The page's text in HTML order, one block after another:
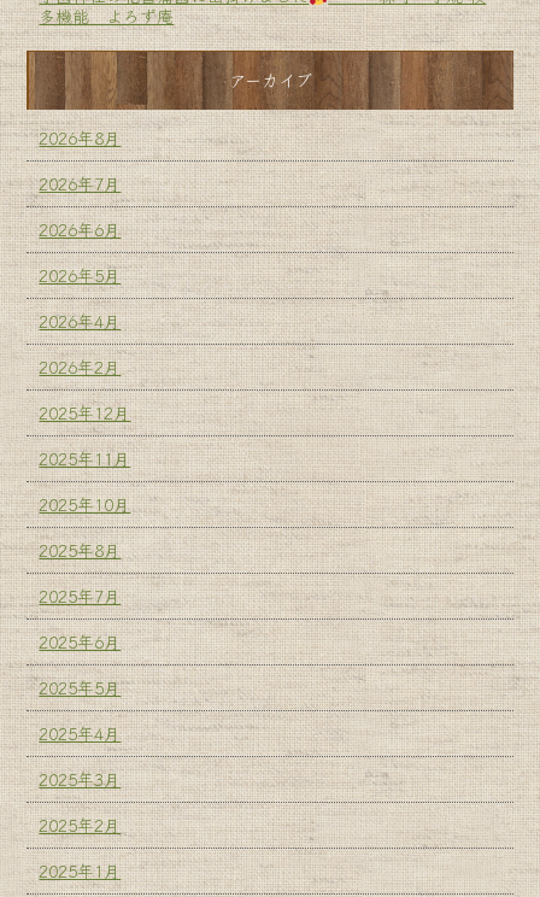
多機能 よろず庵
アーカイブ
2026年8月
2026年7月
2026年6月
2026年5月
2026年4月
2026年2月
2025年12月
2025年11月
2025年10月
2025年8月
2025年7月
2025年6月
2025年5月
2025年4月
2025年3月
2025年2月
2025年1月